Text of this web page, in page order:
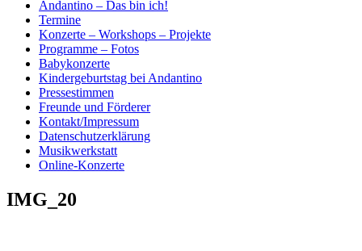
Andantino – Das bin ich!
Termine
Konzerte – Workshops – Projekte
Programme – Fotos
Babykonzerte
Kindergeburtstag bei Andantino
Pressestimmen
Freunde und Förderer
Kontakt/Impressum
Datenschutzerklärung
Musikwerkstatt
Online-Konzerte
IMG_20